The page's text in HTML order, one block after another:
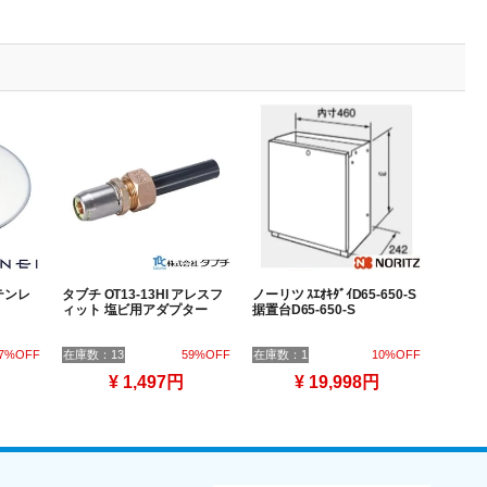
ンレ
タブチ OT13-13HI アレスフ
ィット 塩ビ用アダプター
在庫数：13 59%OFF
¥ 1,497円
ノーリツ ｽｴｵｷﾀﾞｲD65-650-S
据置台D65-650-S
在庫数：1 10%OFF
¥ 19,998円